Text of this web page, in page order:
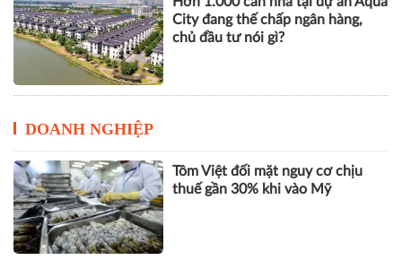
City đang thế chấp ngân hàng,
chủ đầu tư nói gì?
DOANH NGHIỆP
Tôm Việt đối mặt nguy cơ chịu
thuế gần 30% khi vào Mỹ